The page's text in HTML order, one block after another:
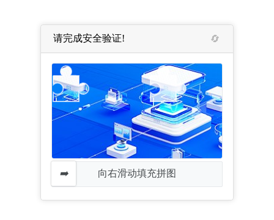
请完成安全验证!
向右滑动填充拼图